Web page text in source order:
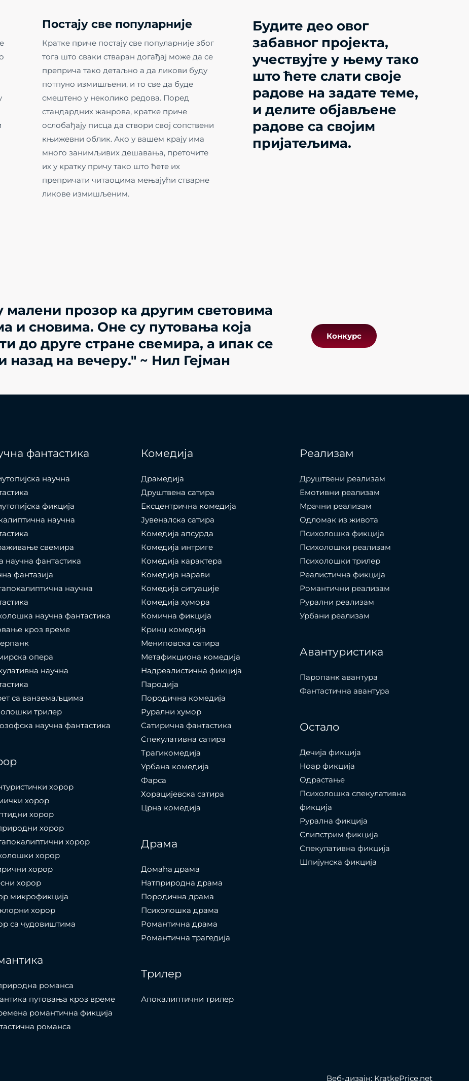
Постају све популарније
Кратке приче постају све популарније због
тога што сваки стваран догађај може да се
преприча тако детаљно а да ликови буду
потпуно измишљени, и то све да буде
смештено у неколико редова. Поред
стандардних жанрова, кратке приче
ослобађају писца да створи свој сопствени
књижевни облик. Ако у вашем крају има
много занимљивих дешавања, преточите
их у кратку причу тако што ћете их
препричати читаоцима мењајући стварне
ликове измишљеним.
Будите део овог
забавног пројекта,
учествујте у њему тако
што ћете слати своје
радове на задате теме,
и делите објављене
радове са својим
пријатељима.
малени прозор ка другим световима
и сновима. Оне су путовања која
до друге стране свемира, а ипак се
назад на вечеру." ~ Нил Гејман
Конкурс
фантастика
научна
фикција
научна
свемира
научна фантастика
фантазија
научна
научна фантастика
кроз време
опера
научна
са ванземаљцима
трилер
научна фантастика
хорор
хорор
хорор
хорор
хорор
хорор
хорор
хорор
микрофикција
хорор
са чудовиштима
романса
путовања кроз време
романтична фикција
романса
Комедија
Драмедија
Друштвена сатира
Ексцентрична комедија
Јувеналска сатира
Комедија апсурда
Комедија интриге
Комедија карактера
Комедија нарави
Комедија ситуације
Комедија хумора
Комична фикција
Кринџ комедија
Мениповска сатира
Метафикциона комедија
Надреалистична фикција
Пародија
Породична комедија
Рурални хумор
Сатирична фантастика
Спекулативна сатира
Трагикомедија
Урбана комедија
Фарса
Хорацијевска сатира
Црна комедија
Драма
Домаћа драма
Натприродна драма
Породична драма
Психолошка драма
Романтична драма
Романтична трагедија
Трилер
Апокалиптични трилер
Реализам
Друштвени реализам
Емотивни реализам
Мрачни реализам
Одломак из живота
Психолошкa фикција
Психолошки реализам
Психолошки трилер
Реалистична фикција
Романтични реализам
Рурални реализам
Урбани реализам
Авантуристика
Паропанк авантура
Фантастична авантура
Остало
Дечија фикција
Ноар фикција
Одрастање
Психолошка спекулативна
фикција
Рурална фикција
Слипстрим фикција
Спекулативна фикција
Шпијунска фикција
Веб-дизајн: KratkePrice.net